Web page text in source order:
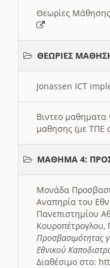
Θεωρίες Μάθησης
ΘΕΩΡΙΕΣ
Jonassen ICT
Βιντεο μαθηματα
μαθησης (με ΤΠΕ
ΜΑΘΗΜΑ 4:
Μονάδα
Αναπηρία του
Πανεπιστημίου
Κουροπέτρογλου,
Προσβασιμότητας
Εθνικού
Διαθέσιμο στο: